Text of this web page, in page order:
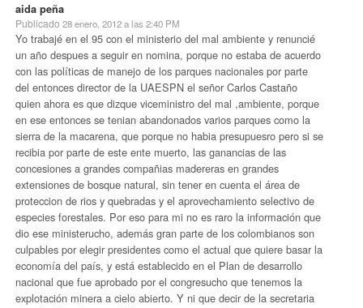
aida peña
Publicado28 enero, 2012 a las 2:40 PM
Yo trabajé en el 95 con el ministerio del mal ambiente y renuncié
un año despues a seguir en nomina, porque no estaba de acuerdo
con las políticas de manejo de los parques nacionales por parte
del entonces director de la UAESPN el señor Carlos Castaño
quien ahora es que dizque viceministro del mal ,ambiente, porque
en ese entonces se tenian abandonados varios parques como la
sierra de la macarena, que porque no habia presupuesro pero si se
recibia por parte de este ente muerto, las ganancias de las
concesiones a grandes compañias madereras en grandes
extensiones de bosque natural, sin tener en cuenta el área de
proteccion de rios y quebradas y el aprovechamiento selectivo de
especies forestales. Por eso para mi no es raro la información que
dio ese ministerucho, además gran parte de los colombianos son
culpables por elegir presidentes como el actual que quiere basar la
economía del país, y está establecido en el Plan de desarrollo
nacional que fue aprobado por el congresucho que tenemos la
explotación minera a cielo abierto. Y ni que decir de la secretaria